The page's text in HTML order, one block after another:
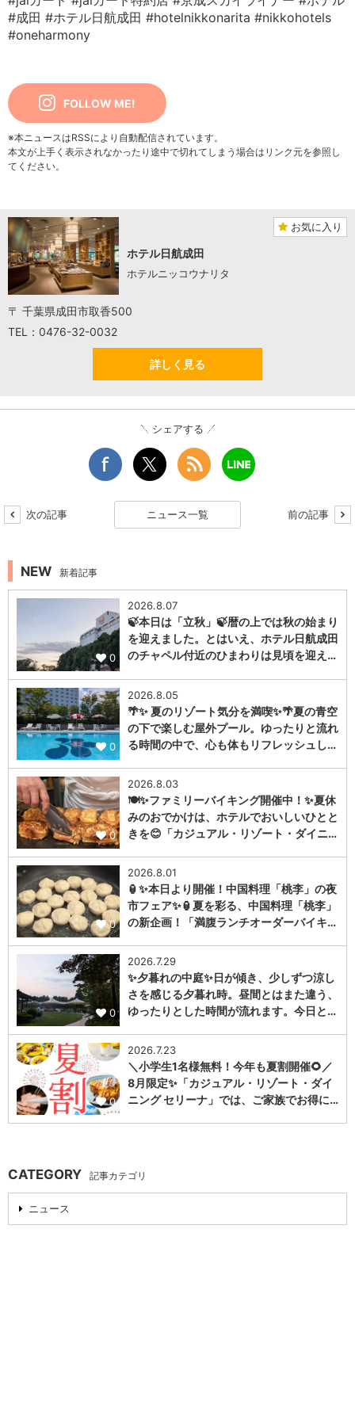
#成田 #ホテル日航成田 #hotelnikkonarita #nikkohotels
#oneharmony
FOLLOW ME!
※本ニュースはRSSにより自動配信されています。
本文が上手く表示されなかったり途中で切れてしまう場合はリンク元を参照し
てください。
お気に入り
ホテル日航成田
ホテルニッコウナリタ
〒 千葉県成田市取香500
TEL：0476-32-0032
詳しく見る
シェアする
次の記事 ニュース一覧 前の記事
NEW 新着記事
0
2026.8.07
🍃本日は「立秋」🍃暦の上では秋の始まり
を迎えました。とはいえ、ホテル日航成田
のチャペル付近のひまわりは見頃を迎え…
0
2026.8.05
🌴✨ 夏のリゾート気分を満喫✨🌴夏の青空
の下で楽しむ屋外プール。ゆったりと流れ
る時間の中で、心も体もリフレッシュし…
0
2026.8.03
🍽️✨ファミリーバイキング開催中！✨夏休
みのおでかけは、ホテルでおいしいひとと
きを😊「カジュアル・リゾート・ダイニ…
0
2026.8.01
🏮✨本日より開催！中国料理「桃李」の夜
市フェア✨🏮夏を彩る、中国料理「桃李」
の新企画！「満腹ランチオーダーバイキ…
0
2026.7.29
✨夕暮れの中庭✨日が傾き、少しずつ涼し
さを感じる夕暮れ時。昼間とはまた違う、
ゆったりとした時間が流れます。今日と…
0
2026.7.23
＼小学生1名様無料！今年も夏割開催🌻／
8月限定✨「カジュアル・リゾート・ダイ
ニング セリーナ」では、ご家族でお得に…
CATEGORY 記事カテゴリ
ニュース